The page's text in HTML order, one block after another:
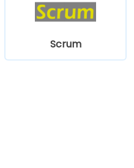
Scrum